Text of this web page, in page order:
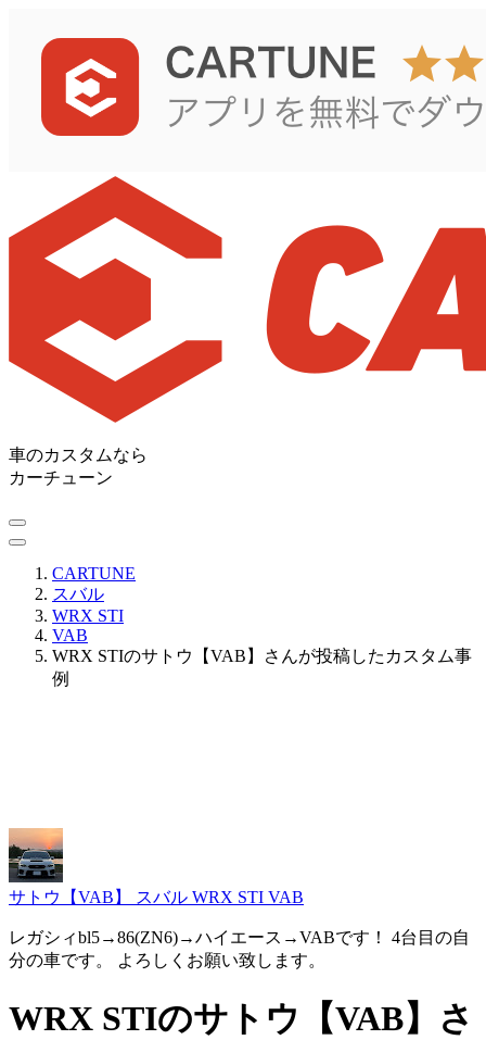
車のカスタムなら
カーチューン
CARTUNE
スバル
WRX STI
VAB
WRX STIのサトウ【VAB】さんが投稿したカスタム事
例
サトウ【VAB】 スバル WRX STI VAB
レガシィbl5→86(ZN6)→ハイエース→VABです！ 4台目の自
分の車です。 よろしくお願い致します。
WRX STIのサトウ【VAB】さ